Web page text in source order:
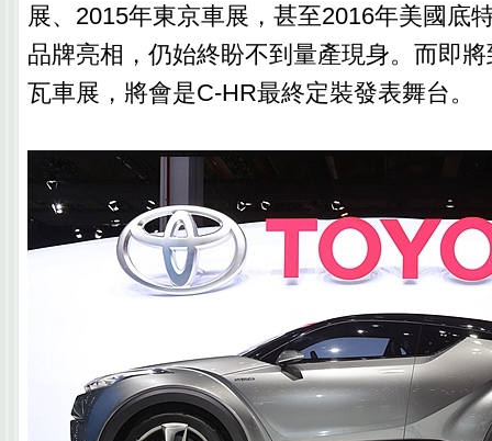
展、2015年東京車展，甚至2016年美國底
品牌亮相，仍始終盼不到量產現身。而即
瓦車展，將會是C-HR最終定裝發表舞台。